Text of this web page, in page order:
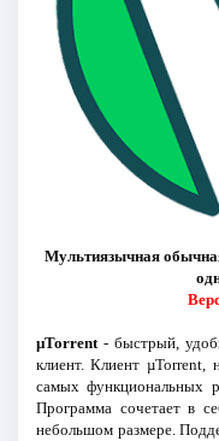
Мультиязычная
µTorrent- быстрый,
клиент. Клиент µTorrent,
самых функциональных
Программа сочетает в
небольшом размере.